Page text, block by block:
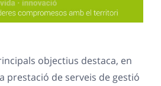
objectius destaca, en
prestació de serveis de gestió